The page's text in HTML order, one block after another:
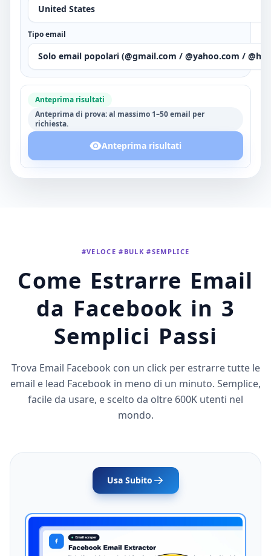
United States
Tipo email
Solo email popolari (@gmail.com / @yahoo.com /
Anteprima risultati
Anteprima di prova: al massimo 1–50 email per
richiesta.
Anteprima risultati
#VELOCE #BULK #SEMPLICE
Come Estrarre Email
da Facebook in 3
Semplici Passi
Trova Email Facebook con un click per estrarre tutte le
email e lead Facebook in meno di un minuto. Semplice,
facile da usare, e scelto da oltre 600K utenti nel
mondo.
Usa Subito